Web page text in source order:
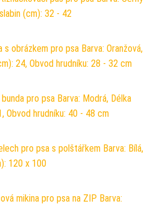
(cm): 32 - 42
s obrázkem pro psa Barva: Oranžová,
24, Obvod hrudníku: 28 - 32 cm
bunda pro psa Barva: Modrá, Délka
Obvod hrudníku: 40 - 48 cm
pro psa s polštářkem Barva: Bílá,
120 x 100
mikina pro psa na ZIP Barva: